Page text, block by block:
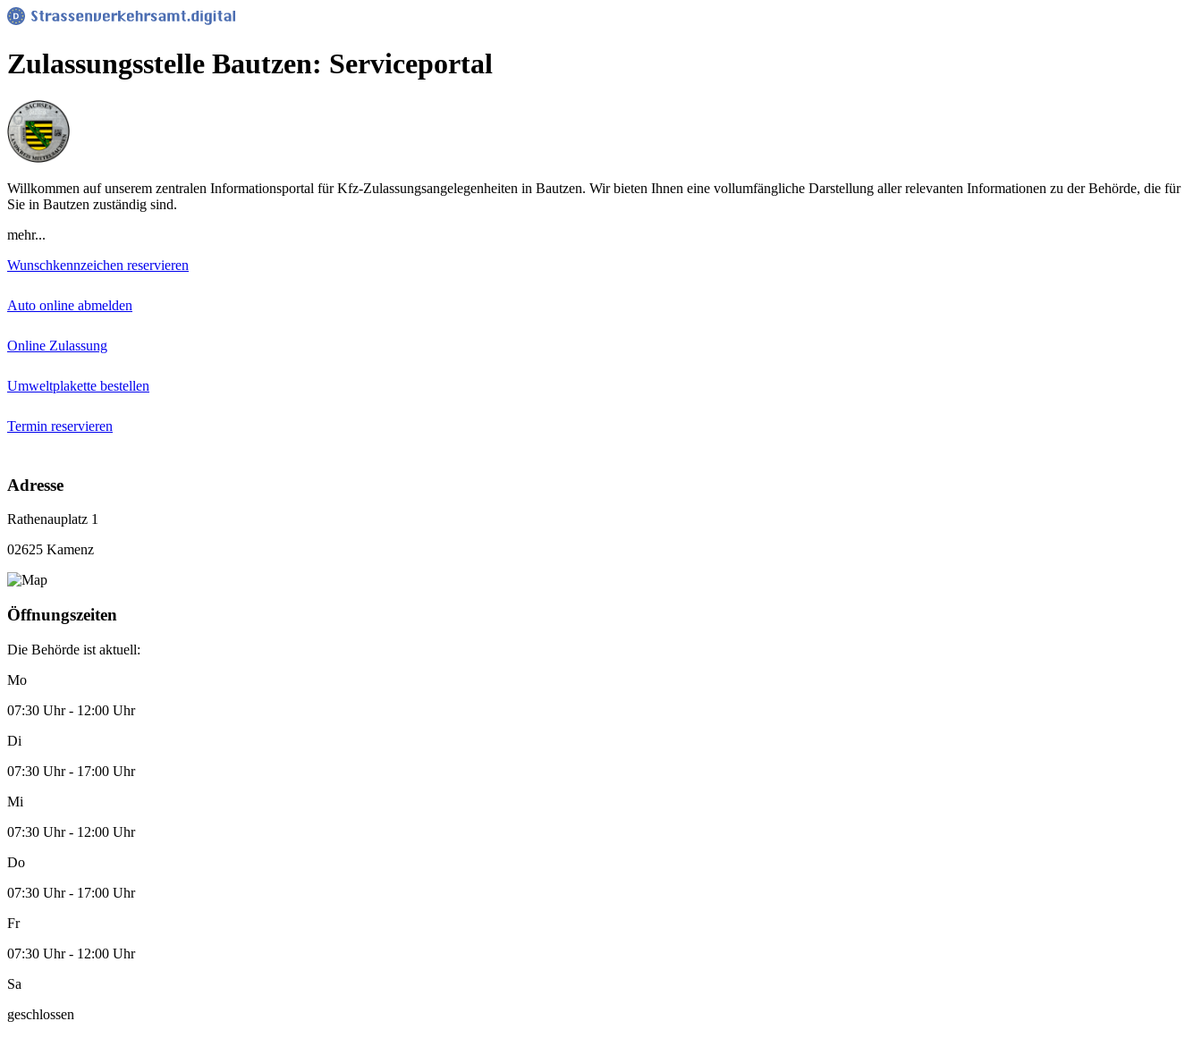
Zulassungsstelle Bautzen: Serviceportal
Willkommen auf unserem zentralen Informationsportal für Kfz-Zulassungsangelegenheiten in Bautzen. Wir bieten Ihnen eine vollumfängliche Darstellung aller relevanten Informationen zu der Behörde, die für
Sie in Bautzen zuständig sind.
mehr...
Wunschkennzeichen reservieren
Auto online abmelden
Online Zulassung
Umweltplakette bestellen
Termin reservieren
Adresse
Rathenauplatz 1
02625 Kamenz
Öffnungszeiten
Die Behörde ist aktuell:
Mo
07:30 Uhr - 12:00 Uhr
Di
07:30 Uhr - 17:00 Uhr
Mi
07:30 Uhr - 12:00 Uhr
Do
07:30 Uhr - 17:00 Uhr
Fr
07:30 Uhr - 12:00 Uhr
Sa
geschlossen